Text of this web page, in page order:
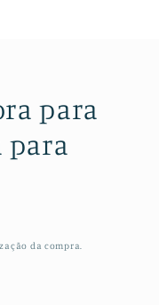
para
para
da compra.